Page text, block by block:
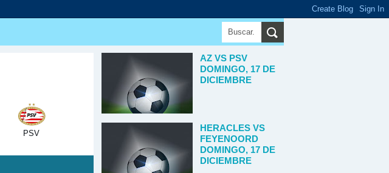
PSV
AZ VS PSV
DOMINGO, 17 DE
DICIEMBRE
HERACLES VS
FEYENOORD
DOMINGO, 17 DE
DICIEMBRE